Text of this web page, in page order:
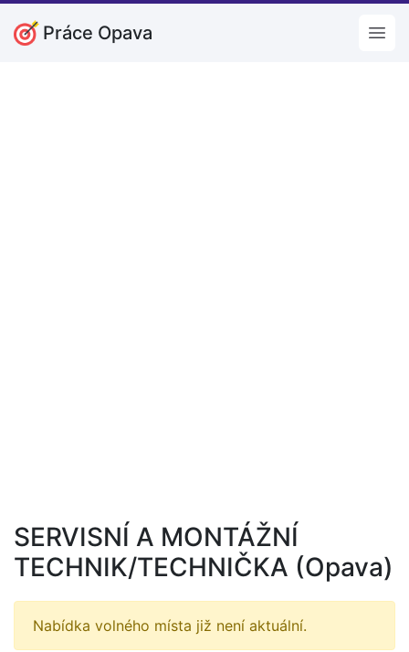
Práce Opava
SERVISNÍ A MONTÁŽNÍ
TECHNIK/TECHNIČKA (Opava)
Nabídka volného místa již není aktuální.